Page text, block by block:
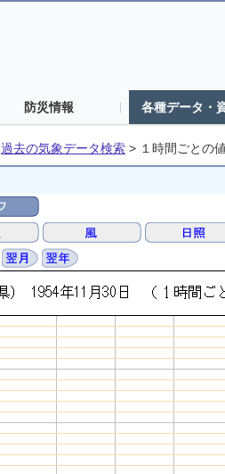
防災情報 各種データ・
過去の気象データ検索 > １時間ごとの